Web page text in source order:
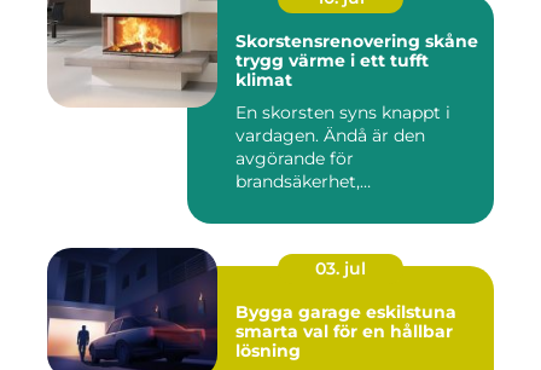
Skorstensrenovering skåne
trygg värme i ett tufft
klimat
En skorsten syns knappt i
vardagen. Ändå är den
avgörande för
brandsäkerhet,
03. jul
Bygga garage eskilstuna
smarta val för en hållbar
lösning